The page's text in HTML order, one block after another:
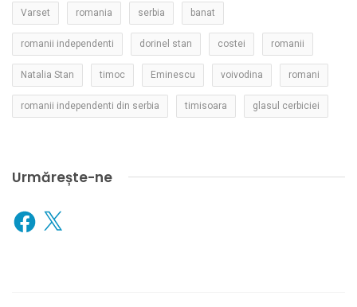
Varset romania serbia banat
romanii independenti dorinel stan costei romanii
Natalia Stan timoc Eminescu voivodina romani
romanii independenti din serbia timisoara glasul cerbiciei
Urmărește-ne
Facebook
X